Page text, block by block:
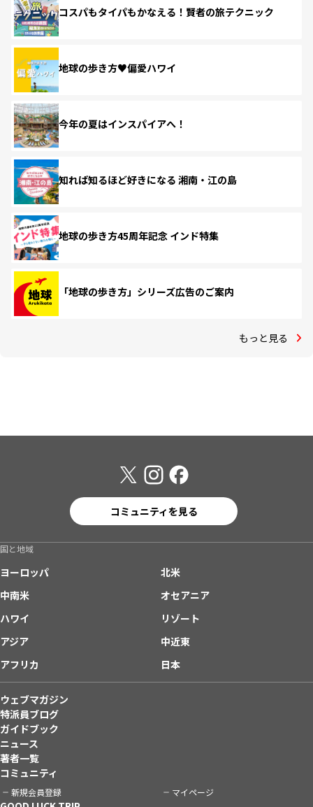
コスパもタイパもかなえる！賢者の旅テクニック
地球の歩き方♥偏愛ハワイ
今年の夏はインスパイアへ！
知れば知るほど好きになる 湘南・江の島
地球の歩き方45周年記念 インド特集
「地球の歩き方」シリーズ広告のご案内
もっと見る
コミュニティを見る
国と地域
ヨーロッパ
北米
中南米
オセアニア
ハワイ
リゾート
アジア
中近東
アフリカ
日本
ウェブマガジン
特派員ブログ
ガイドブック
ニュース
著者一覧
コミュニティ
新規会員登録 マイページ